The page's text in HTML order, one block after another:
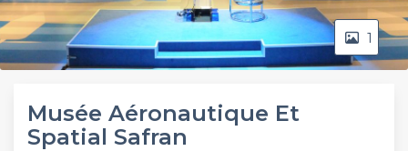
1
Musée Aéronautique Et
Spatial Safran